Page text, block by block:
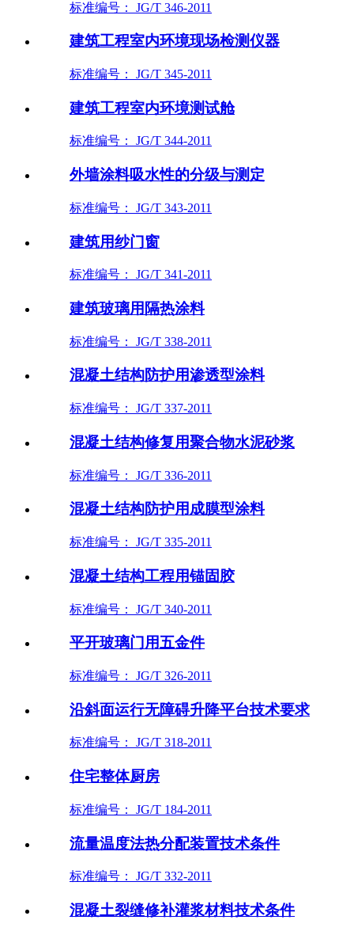
标准编号： JG/T 346-2011
建筑工程室内环境现场检测仪器
标准编号： JG/T 345-2011
建筑工程室内环境测试舱
标准编号： JG/T 344-2011
外墙涂料吸水性的分级与测定
标准编号： JG/T 343-2011
建筑用纱门窗
标准编号： JG/T 341-2011
建筑玻璃用隔热涂料
标准编号： JG/T 338-2011
混凝土结构防护用渗透型涂料
标准编号： JG/T 337-2011
混凝土结构修复用聚合物水泥砂浆
标准编号： JG/T 336-2011
混凝土结构防护用成膜型涂料
标准编号： JG/T 335-2011
混凝土结构工程用锚固胶
标准编号： JG/T 340-2011
平开玻璃门用五金件
标准编号： JG/T 326-2011
沿斜面运行无障碍升降平台技术要求
标准编号： JG/T 318-2011
住宅整体厨房
标准编号： JG/T 184-2011
流量温度法热分配装置技术条件
标准编号： JG/T 332-2011
混凝土裂缝修补灌浆材料技术条件